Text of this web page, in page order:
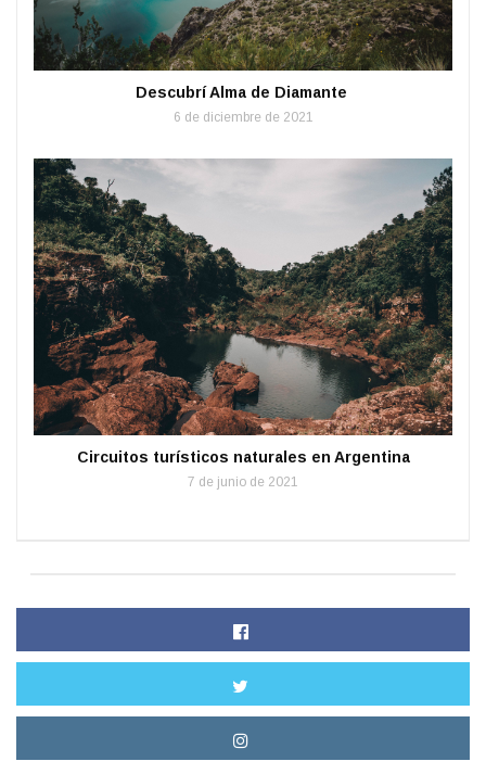
Descubrí Alma de Diamante
6 de diciembre de 2021
Circuitos turísticos naturales en Argentina
7 de junio de 2021